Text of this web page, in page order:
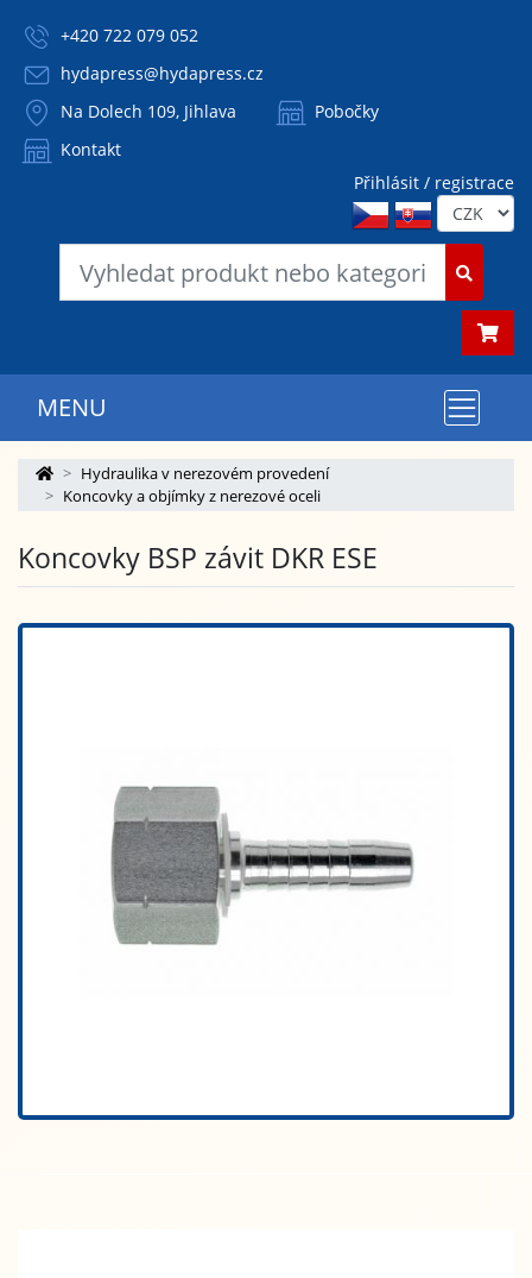
+420 722 079 052
hydapress@hydapress.cz
Na Dolech 109, Jihlava
Pobočky
Kontakt
Přihlásit / registrace
MENU
Hydraulika v nerezovém provedení
Koncovky a objímky z nerezové oceli
Koncovky BSP závit DKR ESE